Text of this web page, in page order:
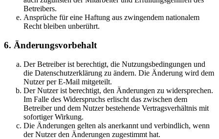
Betreibers.
Ansprüche für eine Haftung aus zwingendem nationalem
Recht bleiben unberührt.
6. Änderungsvorbehalt
Der Betreiber ist berechtigt, die Nutzungsbedingungen und
die Datenschutzerklärung zu ändern. Die Änderung wird dem
Nutzer per E-Mail mitgeteilt.
Der Nutzer ist berechtigt, den Änderungen zu widersprechen.
Im Falle des Widerspruchs erlischt das zwischen dem
Betreiber und dem Nutzer bestehende Vertragsverhältnis mit
sofortiger Wirkung.
Die Änderungen gelten als anerkannt und verbindlich, wenn
der Nutzer den Änderungen zugestimmt hat.